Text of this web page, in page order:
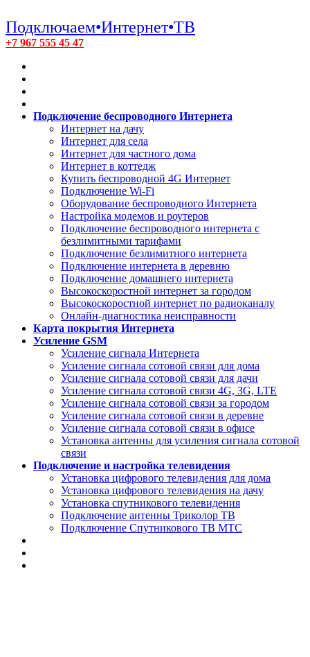
Подключаем•Интернет•ТВ
+7 967 555 45 47
Подключение беспроводного Интернета
Интернет на дачу
Интернет для села
Интернет для частного дома
Интернет в коттедж
Купить беспроводной 4G Интернет
Подключение Wi-Fi
Оборудование беспроводного Интернета
Настройка модемов и роутеров
Подключение беспроводного интернета с
безлимитными тарифами
Подключение безлимитного интернета
Подключение интернета в деревню
Подключение домашнего интернета
Высокоскоростной интернет за городом
Высокоскоростной интернет по радиоканалу
Онлайн-диагностика неисправности
Карта покрытия Интернета
Усиление GSM
Усиление сигнала Интернета
Усиление сигнала сотовой связи для дома
Усиление сигнала сотовой связи для дачи
Усиление сигнала сотовой связи 4G, 3G, LTE
Усиление сигнала сотовой связи за городом
Усиление сигнала сотовой связи в деревне
Усиление сигнала сотовой связи в офисе
Установка антенны для усиления сигнала сотовой
связи
Подключение и настройка телевидения
Установка цифрового телевидения для дома
Установка цифрового телевидения на дачу
Установка спутникового телевидения
Подключение антенны Триколор ТВ
Подключение Спутникового ТВ МТС